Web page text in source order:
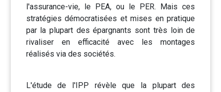
l'assurance-vie, le PEA, ou le PER. Mais ces
stratégies démocratisées et mises en pratique
par la plupart des épargnants sont très loin de
rivaliser en efficacité avec les montages
réalisés via des sociétés.
L'étude de l'IPP révèle que la plupart des